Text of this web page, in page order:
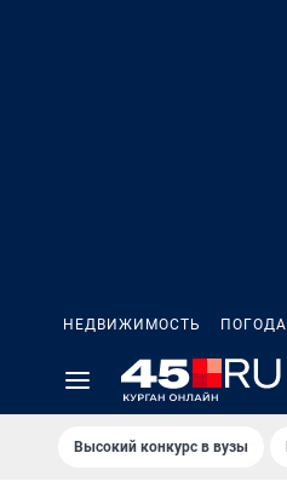
НЕДВИЖИМОСТЬ ПОГОДА
Высокий конкурс в вузы